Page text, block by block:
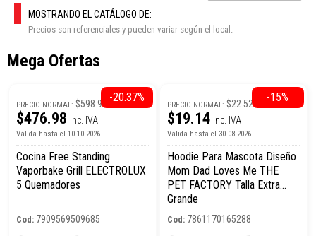
MOSTRANDO EL CATÁLOGO DE:
Precios son referenciales y pueden variar según el local.
Mega Ofertas
PRECIO NORMAL:$598.99
$476.98 Inc. IVA
Válida hasta el 10-10-2026.
Cocina Free Standing
Vaporbake Grill ELECTROLUX
5 Quemadores
Cod: 7909569509685
-20.37%
PRECIO NORMAL:$22.52
$19.14 Inc. IVA
Válida hasta el 30-08-2026.
Hoodie Para Mascota Diseño
Mom Dad Loves Me THE
PET FACTORY Talla Extra
Grande
Cod: 7861170165288
-15%